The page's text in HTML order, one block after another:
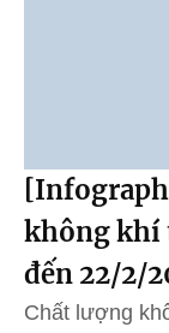
không khí
đến 22/2/
Chất lượng